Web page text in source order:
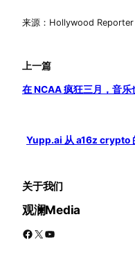
来源：Hollywood Reporter
上一篇
在 NCAA 疯狂三月，音
Yupp.ai 从 a16z crypto
关于我们
观澜Media
Facebook X YouTube